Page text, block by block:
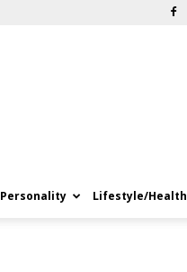
Personality Lifestyle/Health